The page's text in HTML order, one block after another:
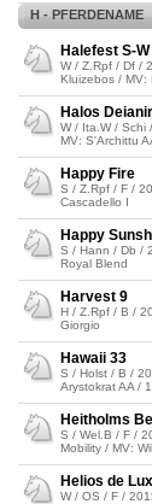
H - PFERDENAME
Halefest S-W
W / Z.Rpf / Df /
Kluizebos / MV:
Halos
W / Ita.W / Schi
MV: S'Archittu
Happy Fire
S / Z.Rpf / F /
Cascadello I
Happy
S / Hann / Db /
Royal Blend
Harvest 9
H / Z.Rpf / B /
Giorgio
Hawaii 33
S / Holst / B /
Arystokrat AA /
Heitholms
S / Wel.B / F /
Mobility / MV:
Helios de Lux
W / OS / F /